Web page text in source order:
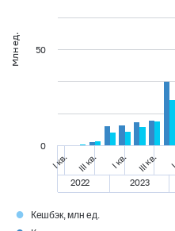
Млн ед.
I кв.
2022
III кв. I кв.
2023
III кв. I
0
50
● Кешбэк, млн ед.